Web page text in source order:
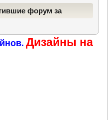
форум за
Дизайны на